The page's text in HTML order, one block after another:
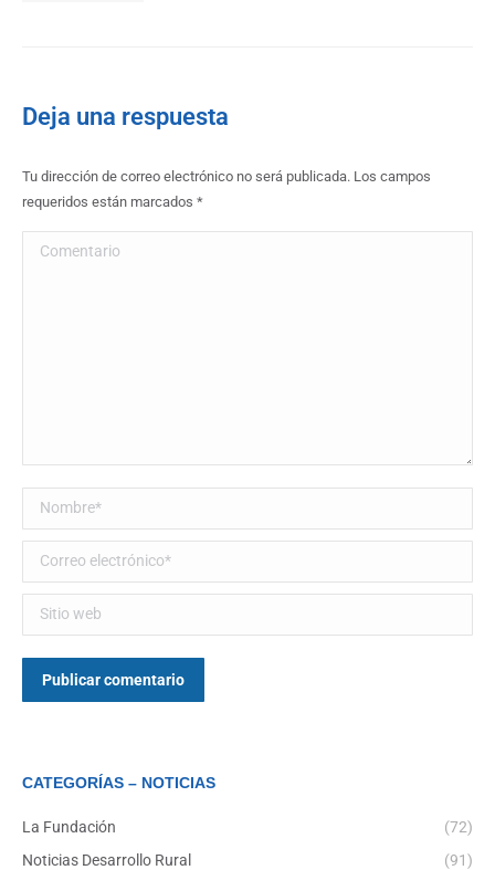
Deja una respuesta
Tu dirección de correo electrónico no será publicada. Los campos
requeridos están marcados *
Comentario
Nombre *
Correo electrónico *
Sitio web
Publicar comentario
CATEGORÍAS – NOTICIAS
La Fundación
(72)
Noticias Desarrollo Rural
(91)